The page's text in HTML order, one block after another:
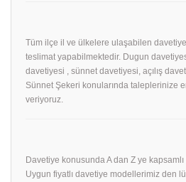
Tüm ilçe il ve ülkelere ulaşabilen
teslimat yapabilmektedir. Dugun
davetiyesi , sünnet davetiyesi, açılış
Sünnet Şekeri konularında taleplerinize
veriyoruz.
Davetiye konusunda A dan Z ye kapsamlı
Uygun fiyatlı davetiye modellerimiz den